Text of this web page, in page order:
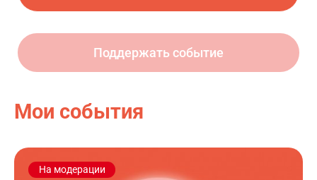
Поддержать событие
Мои события
На модерации